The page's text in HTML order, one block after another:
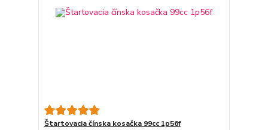
Štartovacia čínska kosačka 99cc 1p56f